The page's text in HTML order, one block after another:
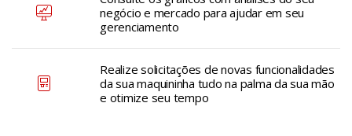
negócio e mercado para ajudar em seu
gerenciamento
Realize solicitações de novas funcionalidades
da sua maquininha tudo na palma da sua mão
e otimize seu tempo